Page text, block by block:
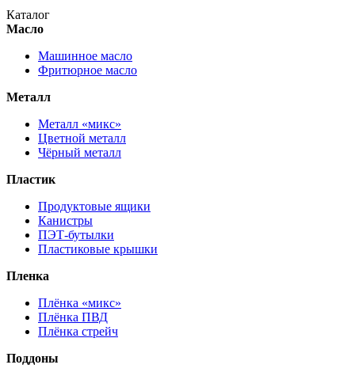
Каталог
Масло
Машинное масло
Фритюрное масло
Металл
Металл «микс»
Цветной металл
Чёрный металл
Пластик
Продуктовые ящики
Канистры
ПЭТ-бутылки
Пластиковые крышки
Пленка
Плёнка «микс»
Плёнка ПВД
Плёнка стрейч
Поддоны